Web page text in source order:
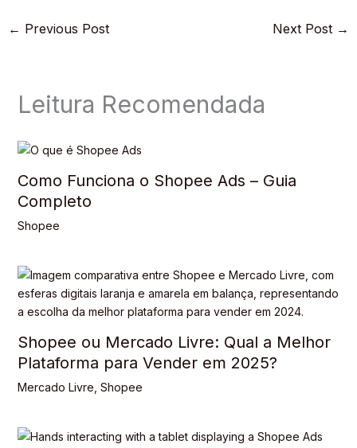
← Previous Post Next Post →
Leitura Recomendada
Como Funciona o Shopee Ads – Guia
Completo
Shopee
Shopee ou Mercado Livre: Qual a Melhor
Plataforma para Vender em 2025?
Mercado Livre Shopee